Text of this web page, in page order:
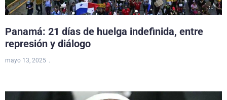
Panamá: 21 días de huelga indefinida, entre
represión y diálogo
mayo 13, 2025